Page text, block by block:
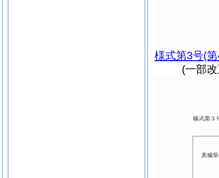
様式第3号(
(一部